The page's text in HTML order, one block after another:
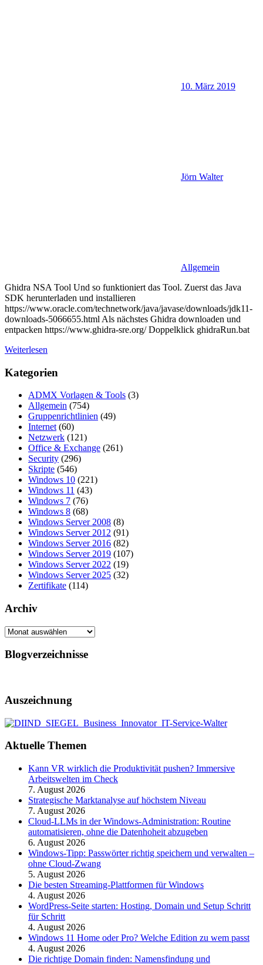
10. März 2019
Jörn Walter
Allgemein
Ghidra NSA Tool Und so funktioniert das Tool. Zuerst das Java
SDK herunterladen und installieren
https://www.oracle.com/technetwork/java/javase/downloads/jdk11-
downloads-5066655.html Als nächstes Ghidra downloaden und
entpacken https://www.ghidra-sre.org/ Doppelklick ghidraRun.bat
Weiterlesen
Kategorien
ADMX Vorlagen & Tools (3)
Allgemein (754)
Gruppenrichtlinien (49)
Internet (60)
Netzwerk (121)
Office & Exchange (261)
Security (296)
Skripte (546)
Windows 10 (221)
Windows 11 (43)
Windows 7 (76)
Windows 8 (68)
Windows Server 2008 (8)
Windows Server 2012 (91)
Windows Server 2016 (82)
Windows Server 2019 (107)
Windows Server 2022 (19)
Windows Server 2025 (32)
Zertifikate (114)
Archiv
Archiv
Blogverzeichnisse
Auszeichnung
Aktuelle Themen
Kann VR wirklich die Produktivität pushen? Immersive
Arbeitswelten im Check
7. August 2026
Strategische Marktanalyse auf höchstem Niveau
7. August 2026
Cloud-LLMs in der Windows-Administration: Routine
automatisieren, ohne die Datenhoheit abzugeben
6. August 2026
Windows-Tipp: Passwörter richtig speichern und verwalten –
ohne Cloud-Zwang
5. August 2026
Die besten Streaming-Plattformen für Windows
4. August 2026
WordPress-Seite starten: Hosting, Domain und Setup Schritt
für Schritt
4. August 2026
Windows 11 Home oder Pro? Welche Edition zu wem passt
4. August 2026
Die richtige Domain finden: Namensfindung und